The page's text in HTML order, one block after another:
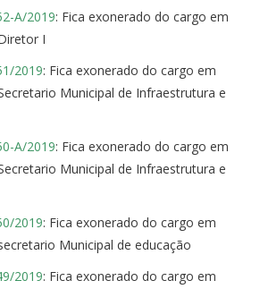
A/2019: Fica exonerado do cargo em
I
2019: Fica exonerado do cargo em
Municipal de Infraestrutura e
A/2019: Fica exonerado do cargo em
Municipal de Infraestrutura e
2019: Fica exonerado do cargo em
Municipal de educação
2019: Fica exonerado do cargo em